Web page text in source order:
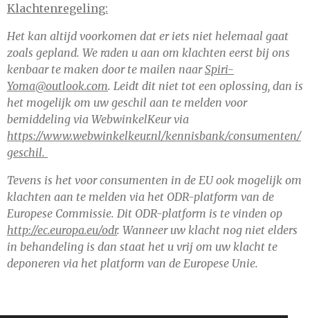
Klachtenregeling:
Het kan altijd voorkomen dat er iets niet helemaal gaat
zoals gepland. We raden u aan om klachten eerst bij ons
kenbaar te maken door te mailen naarSpiri-
Yoma@outlook.com. Leidt dit niet tot een oplossing, dan is
het mogelijk om uw geschil aan te melden voor
bemiddeling via WebwinkelKeur via
https://www.webwinkelkeur.nl/kennisbank/consumenten/
geschil.
Tevens is het voor consumenten in de EU ook mogelijk om
klachten aan te melden via het ODR-platform van de
Europese Commissie. Dit ODR-platform is te vinden op
http://ec.europa.eu/odr. Wanneer uw klacht nog niet elders
in behandeling is dan staat het u vrij om uw klacht te
deponeren via het platform van de Europese Unie.